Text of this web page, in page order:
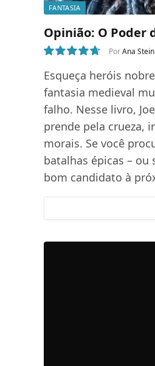
FANTASIA
Opinião: O Poder
9.5
PorAna
Esqueça heróis
fantasia medieval
falho. Nesse livro,
prende pela crueza,
morais. Se você
batalhas épicas – ou
bom candidato à